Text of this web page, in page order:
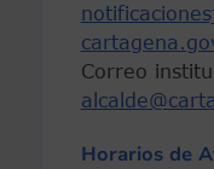
Correo
Horarios de